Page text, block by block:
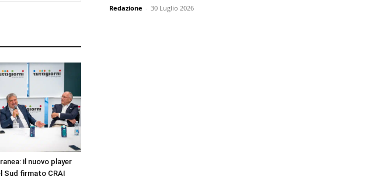
il nuovo player
Sud firmato CRAI
Redazione - 30 Luglio 2026